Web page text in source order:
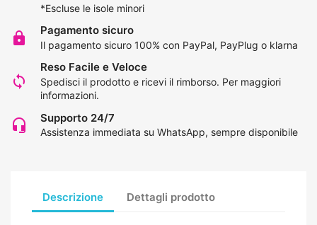
*Escluse le isole minori
lock Pagamento sicuro
Il pagamento sicuro 100% con PayPal, PayPlug o klarna
loop
Reso Facile e Veloce
Spedisci il prodotto e ricevi il rimborso. Per maggiori
informazioni.
headset_mic Supporto 24/7
Assistenza immediata su WhatsApp, sempre disponibile
Descrizione Dettagli prodotto